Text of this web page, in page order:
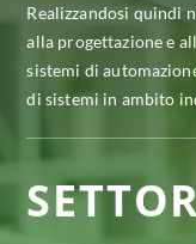
Realizzandosi quindi
alla progettazione e
sistemi di
di sistemi in ambito